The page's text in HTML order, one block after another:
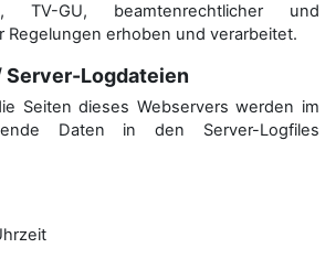
TV-GU, beamtenrechtlicher und
Regelungen erhoben und verarbeitet.
Logdateien
Seiten dieses Webservers werden im
Daten in den Server-Logfiles